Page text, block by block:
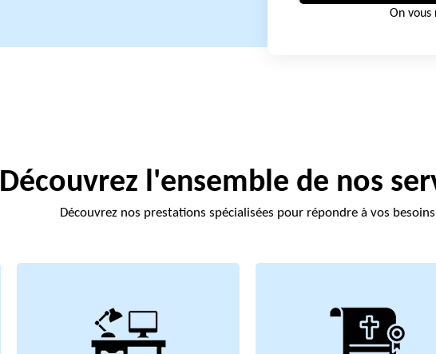
On
Découvrez l'ensemble de nos
Découvrez nos prestations spécialisées pour répondre à vos besoins